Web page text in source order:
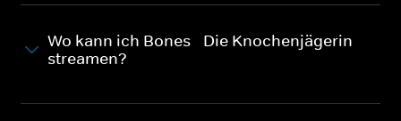
Wo kann ich Bones - Die Knochenjägerin
streamen?